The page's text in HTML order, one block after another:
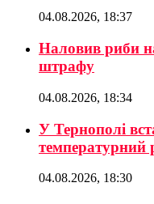
04.08.2026, 18:37
Наловив риби
штрафу
04.08.2026, 18:34
У Тернополі
температурний
04.08.2026, 18:30